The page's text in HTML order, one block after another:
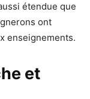
étendue que
ont
enseignements.
et